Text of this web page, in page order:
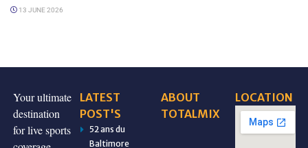
13 JUNE 2026
Your ultimate
destination
for live sports
LATEST
POST'S
52 ans du
Baltimore
ABOUT
TOTALMIX
LOCATION